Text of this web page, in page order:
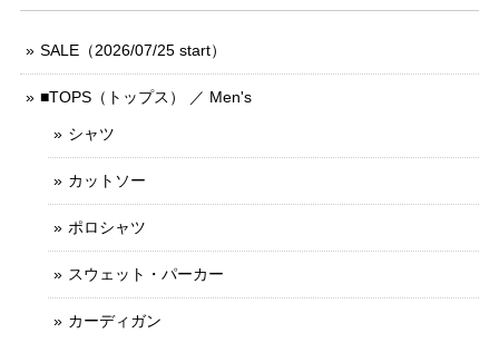
SALE（2026/07/25 start）
■TOPS（トップス） ／ Men's
シャツ
カットソー
ポロシャツ
スウェット・パーカー
カーディガン